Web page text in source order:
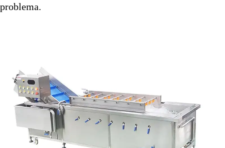
problema.